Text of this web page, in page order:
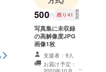
願い申し上
500円 残り41
写真集に未収録
の高解像度JPG
画像1枚
支援者：9人
お届け予定：
2020年10月